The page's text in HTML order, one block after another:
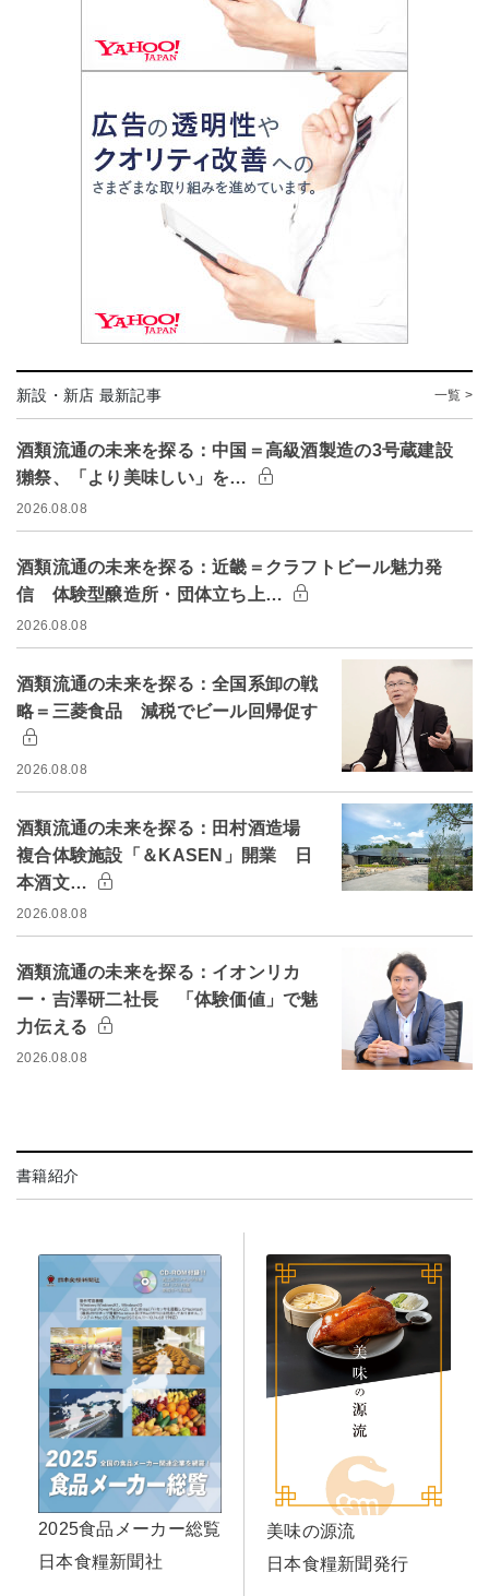
新設・新店 最新記事 一覧 >
酒類流通の未来を探る：中国＝高級酒製造の3号蔵建設
獺祭、「より美味しい」を…
2026.08.08
酒類流通の未来を探る：近畿＝クラフトビール魅力発
信 体験型醸造所・団体立ち上…
2026.08.08
酒類流通の未来を探る：全国系卸の戦
略＝三菱食品 減税でビール回帰促す
2026.08.08
酒類流通の未来を探る：田村酒造場
複合体験施設「＆KASEN」開業 日
本酒文…
2026.08.08
酒類流通の未来を探る：イオンリカ
ー・吉澤研二社長 「体験価値」で魅
力伝える
2026.08.08
書籍紹介
2025食品メーカー総覧
日本食糧新聞社
美味の源流
日本食糧新聞発行